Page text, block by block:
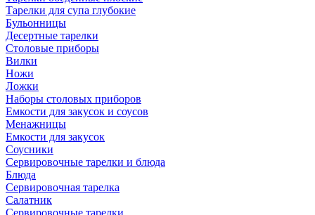
Тарелки для супа глубокие
Бульонницы
Десертные тарелки
Столовые приборы
Вилки
Ножи
Ложки
Наборы столовых приборов
Емкости для закусок и соусов
Менажницы
Емкости для закусок
Соусники
Сервировочные тарелки и блюда
Блюда
Сервировочная тарелка
Салатник
Сервировочные тарелки